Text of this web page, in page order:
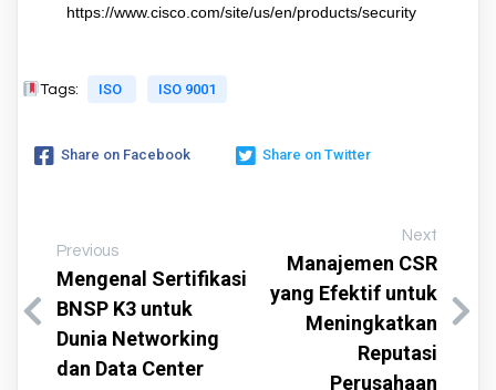
https://www.cisco.com/site/us/en/products/security
Tags: ISO ISO 9001
Share on Facebook Share on Twitter
Previous
Mengenal Sertifikasi
BNSP K3 untuk
Dunia Networking
dan Data Center
Next
Manajemen CSR
yang Efektif untuk
Meningkatkan
Reputasi
Perusahaan